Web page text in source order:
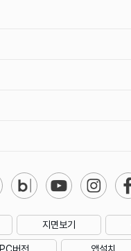
지면보기
PC버전 앱설치